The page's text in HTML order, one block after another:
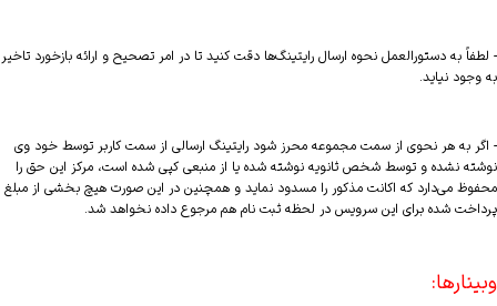
- لطفاً به دستورالعمل نحوه ارسال رایتینگ‌ها دقت کنید تا در امر تصحیح و ارائه بازخورد تاخیر
به وجود نیاید.
- اگر به هر نحوی از سمت مجموعه محرز شود رایتینگ ارسالی از سمت کاربر توسط خود وی
نوشته نشده و توسط شخص ثانویه نوشته شده یا از منبعی کپی شده است، مرکز این حق را
محفوظ می‌دارد که اکانت مذکور را مسدود نماید و همچنین در این صورت هیچ بخشی از مبلغ
پرداخت شده برای این سرویس در لحظه ثبت نام هم مرجوع داده نخواهد شد.
وبینارها: